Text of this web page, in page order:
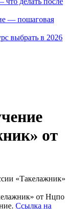
— пошаговая
выбрать в 2026
от
«Такелажник»
от Нцпо
Ссылка на